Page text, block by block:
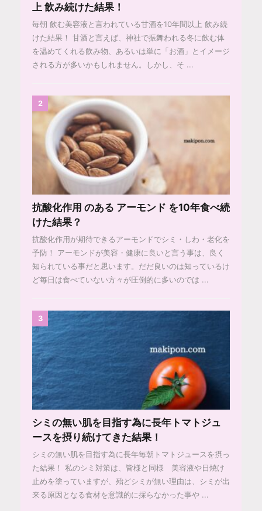
上 飲み続けた結果！
毎朝 飲む美容液と言われている甘酒を10年間以上 飲み続
けた結果！ 甘酒と言えば、神社で振舞われる冬に飲む体
を温めてくれる飲み物、あるいは単に「お酒」とイメージ
される方が多いかもしれません。しかし、そ ...
2
抗酸化作用 のある アーモンド を10年食べ続
けた結果？
抗酸化作用が期待できるアーモンドでシミ・しわ・老化を
予防！ アーモンドが美容・健康に良いと言う事は、良く
知られている事だと思います。だだ良いのは知っているけ
ど毎日は食べていない方々が圧倒的に多いのでは ...
3
シミの無い肌を目指す為に長年トマトジュ
ースを摂り続けてきた結果！
シミの無い肌を目指す為に長年毎朝トマトジュースを摂っ
た結果！ 私のシミ対策は、皆様と同様 美容液や日焼け
止めを塗っていますが、殆どシミが無い理由は、シミが出
来る原因となる食材を意識的に採らなかった事や ...